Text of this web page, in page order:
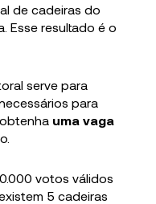
de cadeiras do
Esse resultado é o
serve para
para
uma vaga
votos válidos
5 cadeiras